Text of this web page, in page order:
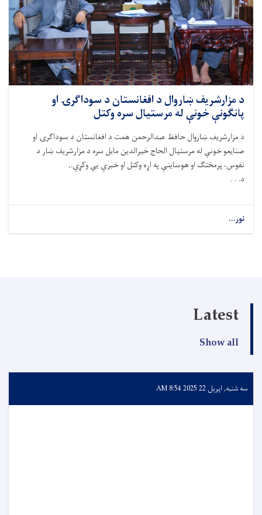
د مزارشریف ښاروال د افغانستان د سوداګرۍ او
پانګونې خونې له مرستیال سره وکتل
د مزارشریف ښاروال حافظ عبدالرحمن همت د افغانستان د سوداګرۍ او
صنایعو خونې له مرستیال الحاج خیرالدین مایل سره د مزارشریف ښار د
نفوس، پرمختګ او هوساینې په اړه وکتل او خبرې یې وکړې.,
د. . .
نور...
Latest
Show all
سه شنبه, اپرېل 22 2025 8:54 AM